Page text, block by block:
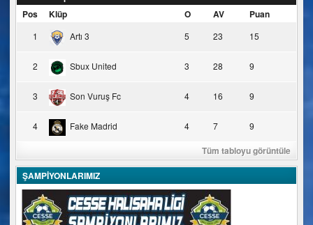
Pos
Klüp O AV Puan
1 Artı 3 5 23 15
2 Sbux United 3 28 9
3 Son Vuruş Fc 4 16 9
4 Fake Madrid 4 7 9
Tüm tabloyu görüntüle
ŞAMPİYONLARIMIZ